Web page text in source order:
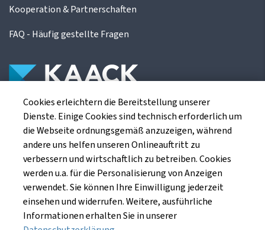
Kooperation & Partnerschaften
FAQ - Häufig gestellte Fragen
Die Kaack Terminhandel GmbH ist ein
Finanzdienstleistungsinstitut für die europäischen
Agrarterminbörsen.
Kaack Terminhandel GmbH
Am Markt 8
49661 Cloppenburg
Cookies erleichtern die Bereitstellung unserer
Dienste. Einige Cookies sind technisch erforderlich um
die Webseite ordnungsgemäß anzuzeigen, während
andere uns helfen unseren Onlineauftritt zu
verbessern und wirtschaftlich zu betreiben. Cookies
werden u.a. für die Personalisierung von Anzeigen
verwendet. Sie können Ihre Einwilligung jederzeit
einsehen und widerrufen. Weitere, ausführliche
Informationen erhalten Sie in unserer